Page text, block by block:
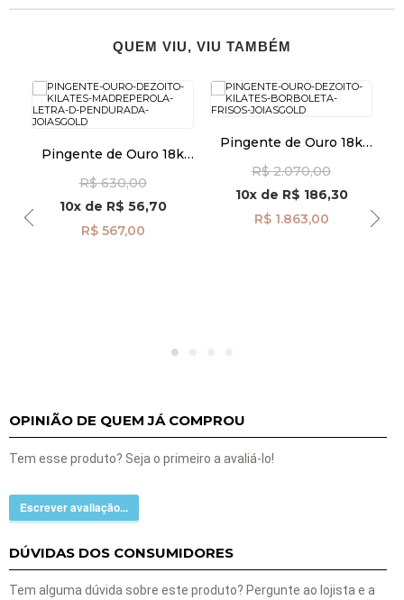
QUEM VIU, VIU TAMBÉM
Pingente de Ouro 18k
D Pendurada pi24478
R$ 630,00
10xde R$ 56,70
R$ 567,00
Pingente de Ouro 18k
R$ 2.070,00
10xde R$ 186,30
R$ 1.863,00
OPINIÃO DE QUEM JÁ COMPROU
Tem esse produto? Seja o primeiro a avaliá-lo!
Escrever avaliação...
DÚVIDAS DOS CONSUMIDORES
Tem alguma dúvida sobre este produto? Pergunte ao lojista e a